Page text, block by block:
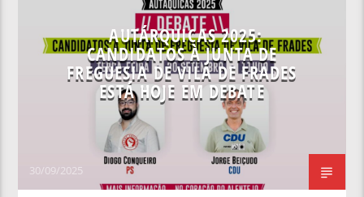
AUTÁRQUICAS 2025:
CANDIDATOS À JUNTA DE
FREGUESIA DE VILA DE FRADES
ESTÁ HOJE EM DEBATE
30/09/2025